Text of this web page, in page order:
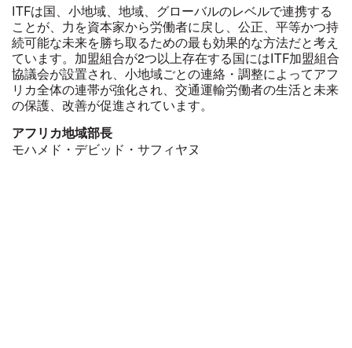
ITFは国、小地域、地域、グローバルのレベルで連携する
ことが、力を資本家から労働者に戻し、公正、平等かつ持
続可能な未来を勝ち取るための最も効果的な方法だと考え
ています。加盟組合が2つ以上存在する国にはITF加盟組合
協議会が設置され、小地域ごとの連絡・調整によってアフ
リカ全体の連帯が強化され、交通運輸労働者の生活と未来
の保護、改善が促進されています。
アフリカ地域部長
モハメド・デビッド・サフィヤヌ